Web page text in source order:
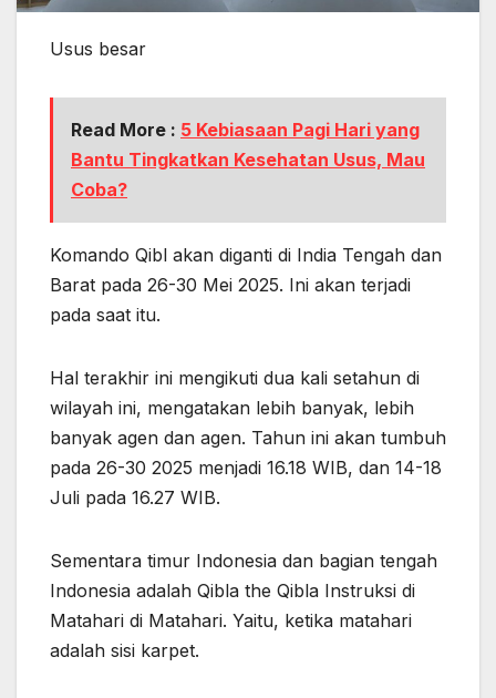
Usus besar
Read More : 5 Kebiasaan Pagi Hari yang
Bantu Tingkatkan Kesehatan Usus, Mau
Coba?
Komando Qibl akan diganti di India Tengah dan
Barat pada 26-30 Mei 2025. Ini akan terjadi
pada saat itu.
Hal terakhir ini mengikuti dua kali setahun di
wilayah ini, mengatakan lebih banyak, lebih
banyak agen dan agen. Tahun ini akan tumbuh
pada 26-30 2025 menjadi 16.18 WIB, dan 14-18
Juli pada 16.27 WIB.
Sementara timur Indonesia dan bagian tengah
Indonesia adalah Qibla the Qibla Instruksi di
Matahari di Matahari. Yaitu, ketika matahari
adalah sisi karpet.